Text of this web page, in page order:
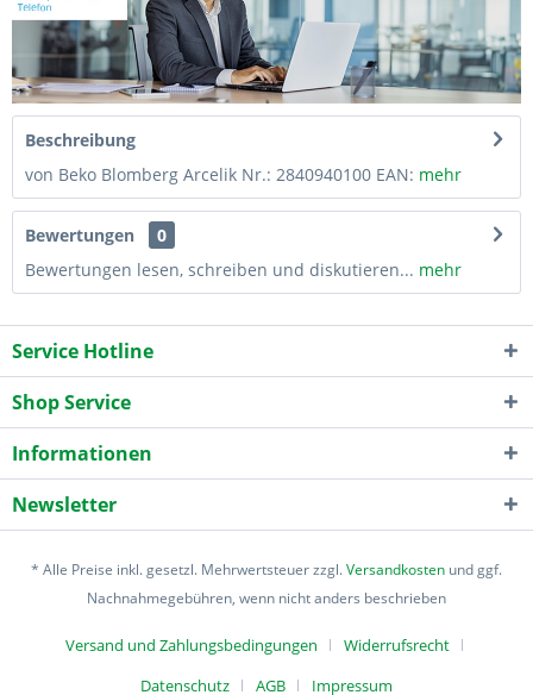
Beschreibung
von Beko Blomberg Arcelik Nr.: 2840940100 EAN: mehr
Bewertungen
0
Bewertungen lesen, schreiben und diskutieren... mehr
Service Hotline
Shop Service
Informationen
Newsletter
* Alle Preise inkl. gesetzl. Mehrwertsteuer zzgl.Versandkosten und ggf.
Nachnahmegebühren, wenn nicht anders beschrieben
Versand und Zahlungsbedingungen
Widerrufsrecht
Datenschutz
AGB Impressum